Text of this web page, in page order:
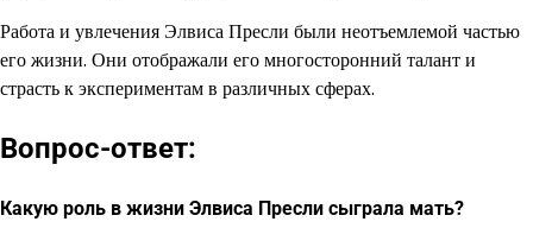
Работа и увлечения Элвиса Пресли были неотъемлемой частью
его жизни. Они отображали его многосторонний талант и
страсть к экспериментам в различных сферах.
Вопрос-ответ:
Какую роль в жизни Элвиса Пресли сыграла мать?